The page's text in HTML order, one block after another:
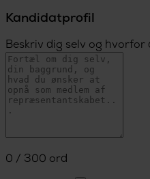
Kandidatprofil
Beskriv dig selv og
0 / 300 ord